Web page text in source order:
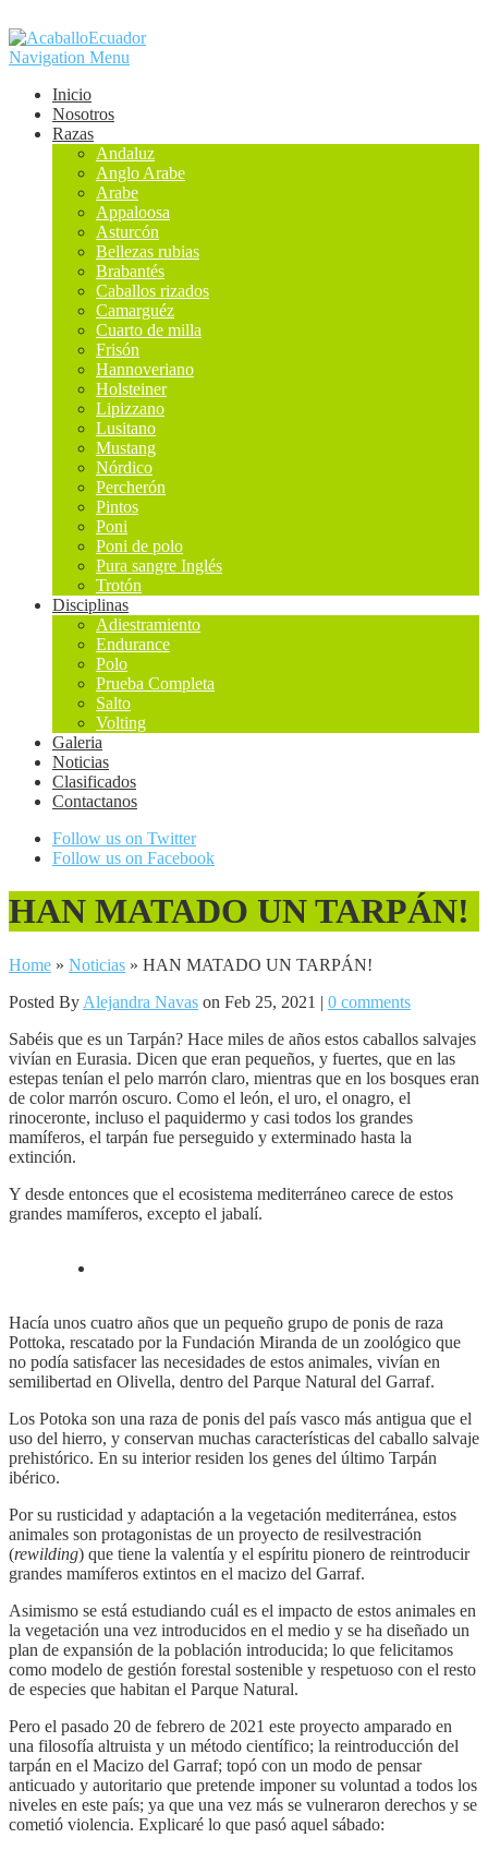
Navigation Menu
Inicio
Nosotros
Razas
Andaluz
Anglo Arabe
Arabe
Appaloosa
Asturcón
Bellezas rubias
Brabantés
Caballos rizados
Camarguéz
Cuarto de milla
Frisón
Hannoveriano
Holsteiner
Lipizzano
Lusitano
Mustang
Nórdico
Percherón
Pintos
Poni
Poni de polo
Pura sangre Inglés
Trotón
Disciplinas
Adiestramiento
Endurance
Polo
Prueba Completa
Salto
Volting
Galeria
Noticias
Clasificados
Contactanos
Follow us on Twitter
Follow us on Facebook
HAN MATADO UN TARPÁN!
Home » Noticias » HAN MATADO UN TARPÁN!
Posted By Alejandra Navas on Feb 25, 2021 | 0 comments
Sabéis que es un Tarpán? Hace miles de años estos caballos salvajes
vivían en Eurasia. Dicen que eran pequeños, y fuertes, que en las
estepas tenían el pelo marrón claro, mientras que en los bosques eran
de color marrón oscuro. Como el león, el uro, el onagro, el
rinoceronte, incluso el paquidermo y casi todos los grandes
mamíferos, el tarpán fue perseguido y exterminado hasta la
extinción.
Y desde entonces que el ecosistema mediterráneo carece de estos
grandes mamíferos, excepto el jabalí.
Hacía unos cuatro años que un pequeño grupo de ponis de raza
Pottoka, rescatado por la Fundación Miranda de un zoológico que
no podía satisfacer las necesidades de estos animales, vivían en
semilibertad en Olivella, dentro del Parque Natural del Garraf.
Los Potoka son una raza de ponis del país vasco más antigua que el
uso del hierro, y conservan muchas características del caballo salvaje
prehistórico. En su interior residen los genes del último Tarpán
ibérico.
Por su rusticidad y adaptación a la vegetación mediterránea, estos
animales son protagonistas de un proyecto de resilvestración
(rewilding) que tiene la valentía y el espíritu pionero de reintroducir
grandes mamíferos extintos en el macizo del Garraf.
Asimismo se está estudiando cuál es el impacto de estos animales en
la vegetación una vez introducidos en el medio y se ha diseñado un
plan de expansión de la población introducida; lo que felicitamos
como modelo de gestión forestal sostenible y respetuoso con el resto
de especies que habitan el Parque Natural.
Pero el pasado 20 de febrero de 2021 este proyecto amparado en
una filosofía altruista y un método científico; la reintroducción del
tarpán en el Macizo del Garraf; topó con un modo de pensar
anticuado y autoritario que pretende imponer su voluntad a todos los
niveles en este país; ya que una vez más se vulneraron derechos y se
cometió violencia. Explicaré lo que pasó aquel sábado: